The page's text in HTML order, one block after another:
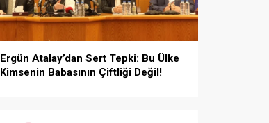
Ergün Atalay’dan Sert Tepki: Bu Ülke
Kimsenin Babasının Çiftliği Değil!